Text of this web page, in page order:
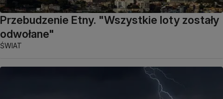
Przebudzenie Etny. "Wszystkie loty zostały
odwołane"
ŚWIAT